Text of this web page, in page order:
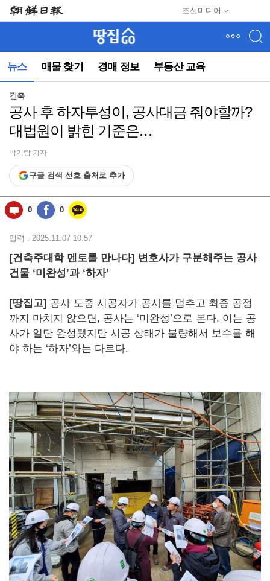
조선미디어
뉴스 매물 찾기 경매 정보 부동산 교육
뉴
(컨
동)
건축
공사 후 하자투성이, 공사대금 줘야할까?
대법원이 밝힌 기준은…
박기람 기자
구글 검색 선호 출처로 추가
0 0
입력 : 2025.11.07 10:57
[건축주대학 멘토를 만나다] 변호사가 구분해주는 공사
건물 ‘미완성’과 ‘하자’
[땅집고] 공사 도중 시공자가 공사를 멈추고 최종 공정
까지 마치지 않으면, 공사는 ‘미완성’으로 본다. 이는 공
사가 일단 완성됐지만 시공 상태가 불량해서 보수를 해
야 하는 ‘하자’와는 다르다.